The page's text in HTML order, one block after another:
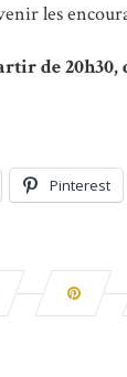
les
de 20h30,
Pinterest